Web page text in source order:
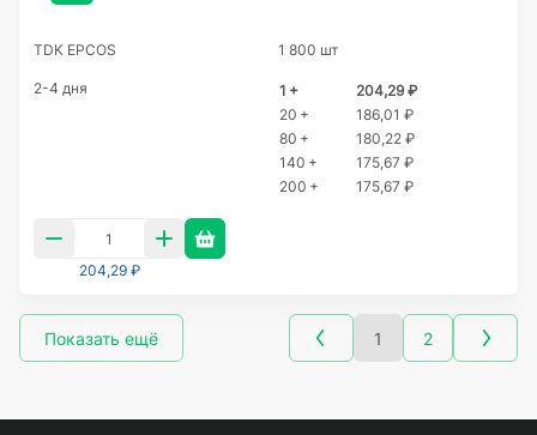
TDK EPCOS 1 800 шт
2-4 дня 1 +
204,29 ₽
20 +
186,01 ₽
80 +
180,22 ₽
140 +
175,67 ₽
200 +
175,67 ₽
204,29 ₽
Показать ещё 1 2